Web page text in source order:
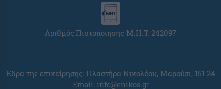
Αριθμός Πιστοποίησης Μ.Η.Τ. 242097
Έδρα της επιχείρησης: Πλαστήρα Νικολάου, Μαρούσι, 151 24
Email: info@enikos.gr